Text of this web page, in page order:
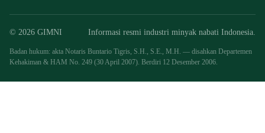
© 2026 GIMNI Informasi resmi industri minyak nabati Indonesia.
Badan hukum: akta Notaris Buntario Tigris, S.H., S.E., M.H. — disahkan Departemen
Kehakiman & HAM No. 249 (30 April 2007). Berdiri 12 Desember 2006.